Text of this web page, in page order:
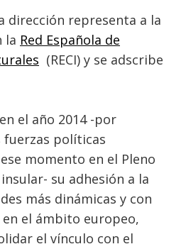
dirección representa a la
la Red Española de
(RECI) y se adscribe
el año 2014 -por
fuerzas políticas
momento en el Pleno
su adhesión a la
más dinámicas y con
el ámbito europeo,
el vínculo con el